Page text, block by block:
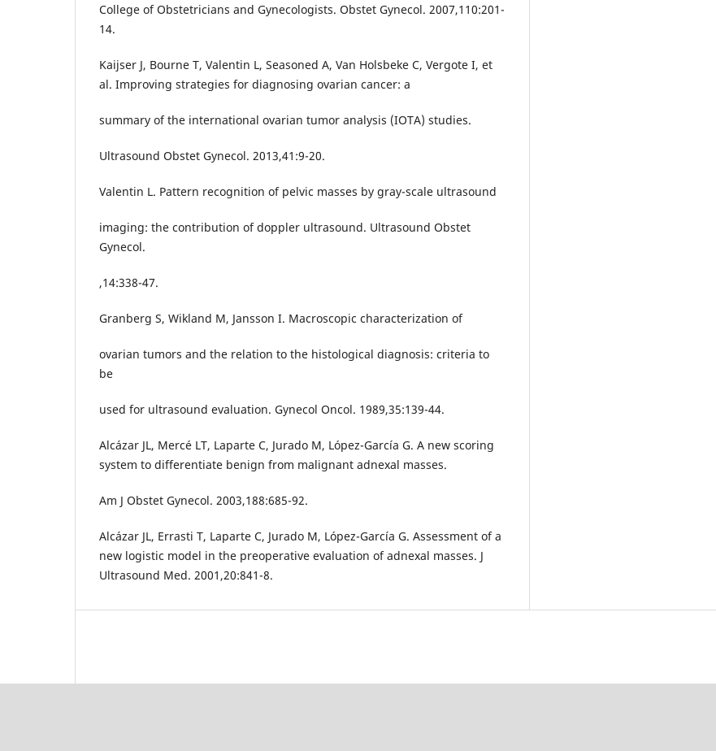
College of Obstetricians and Gynecologists. Obstet Gynecol. 2007,110:201-
14.
Kaijser J, Bourne T, Valentin L, Seasoned A, Van Holsbeke C, Vergote I, et
al. Improving strategies for diagnosing ovarian cancer: a
summary of the international ovarian tumor analysis (IOTA) studies.
Ultrasound Obstet Gynecol. 2013,41:9-20.
Valentin L. Pattern recognition of pelvic masses by gray-scale ultrasound
imaging: the contribution of doppler ultrasound. Ultrasound Obstet
Gynecol.
,14:338-47.
Granberg S, Wikland M, Jansson I. Macroscopic characterization of
ovarian tumors and the relation to the histological diagnosis: criteria to
be
used for ultrasound evaluation. Gynecol Oncol. 1989,35:139-44.
Alcázar JL, Mercé LT, Laparte C, Jurado M, López-García G. A new scoring
system to differentiate benign from malignant adnexal masses.
Am J Obstet Gynecol. 2003,188:685-92.
Alcázar JL, Errasti T, Laparte C, Jurado M, López-García G. Assessment of a
new logistic model in the preoperative evaluation of adnexal masses. J
Ultrasound Med. 2001,20:841-8.